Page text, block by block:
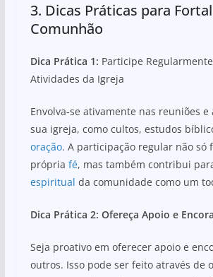
3. Dicas Práticas para
Comunhão
Dica Prática 1: Participe
Atividades da Igreja
Envolva-se ativamente nas reuniões
sua igreja, como cultos, estudos
oração. A participação regular não só
própria fé, mas também contribui
espiritual da comunidade como um
Dica Prática 2: Ofereça Apoio e
Seja proativo em oferecer apoio e
outros. Isso pode ser feito através de